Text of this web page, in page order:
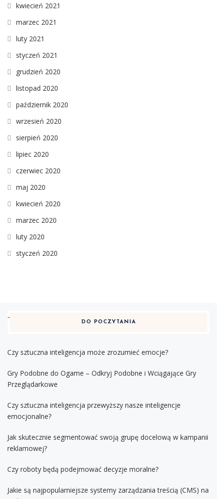
kwiecień 2021
marzec 2021
luty 2021
styczeń 2021
grudzień 2020
listopad 2020
październik 2020
wrzesień 2020
sierpień 2020
lipiec 2020
czerwiec 2020
maj 2020
kwiecień 2020
marzec 2020
luty 2020
styczeń 2020
DO POCZYTANIA
Czy sztuczna inteligencja może zrozumieć emocje?
Gry Podobne do Ogame – Odkryj Podobne i Wciągające Gry
Przeglądarkowe
Czy sztuczna inteligencja przewyższy nasze inteligencje
emocjonalne?
Jak skutecznie segmentować swoją grupę docelową w kampanii
reklamowej?
Czy roboty będą podejmować decyzje moralne?
Jakie są najpopularniejsze systemy zarządzania treścią (CMS) na